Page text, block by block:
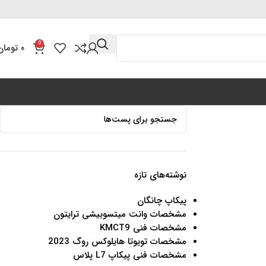
0 ۰
نوشته‌های تازه
پیکاپ چانگان
مشخصات وانت میتسوبیشی ترایتون
مشخصات فنی KMCT9
مشخصات تویوتا هایلوکس روگ 2023
مشخصات فنی پیکاپ L7 پلاس